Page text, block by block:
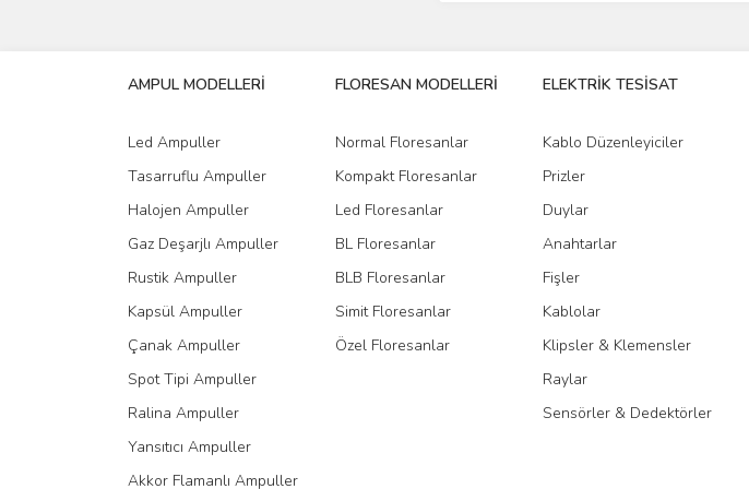
AMPUL MODELLERİ
Led Ampuller
Tasarruflu Ampuller
Halojen Ampuller
Gaz Deşarjlı Ampuller
Rustik Ampuller
Kapsül Ampuller
Çanak Ampuller
Spot Tipi Ampuller
Ralina Ampuller
Yansıtıcı Ampuller
Akkor Flamanlı Ampuller
FLORESAN MODELLERİ
Normal Floresanlar
Kompakt Floresanlar
Led Floresanlar
BL Floresanlar
BLB Floresanlar
Simit Floresanlar
Özel Floresanlar
ELEKTRİK TESİSAT
Kablo Düzenleyiciler
Prizler
Duylar
Anahtarlar
Fişler
Kablolar
Klipsler & Klemensler
Raylar
Sensörler & Dedektörler